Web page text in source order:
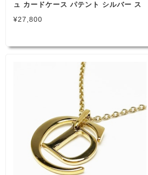
ュ カードケース パテント シルバー ス
クエア オクタゴン 33MA1107
¥27,800